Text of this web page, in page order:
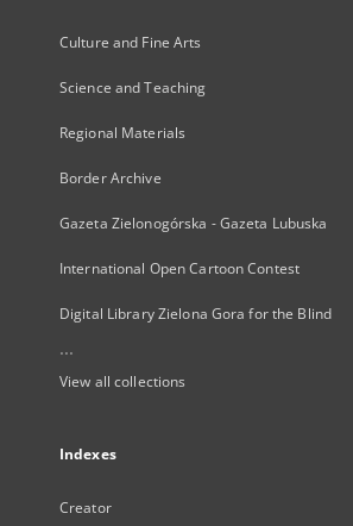
Culture and Fine Arts
Science and Teaching
Regional Materials
Border Archive
Gazeta Zielonogórska - Gazeta Lubuska
International Open Cartoon Contest
Digital Library Zielona Gora for the Blind
...
View all collections
Indexes
Creator